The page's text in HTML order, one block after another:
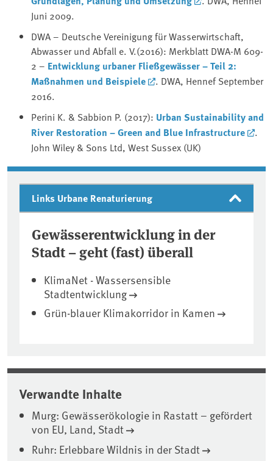
Juni 2009.
DWA – Deutsche Vereinigung für Wasserwirtschaft,
Abwasser und Abfall e. V.(2016): Merkblatt DWA-M 609-
2 – Entwicklung urbaner Fließgewässer – Teil 2:
Maßnahmen und Beispiele
. DWA, Hennef September
2016.
Perini K. & Sabbion P. (2017): Urban Sustainability and
River Restoration – Green and Blue Infrastructure
.
John Wiley & Sons Ltd, West Sussex (UK)
Links Urbane Renaturierung
Gewässerentwicklung in der
Stadt – geht (fast) überall
KlimaNet - Wassersensible
Stadtentwicklung
Grün-blauer Klimakorridor in Kamen
Verwandte Inhalte
Murg: Gewässerökologie in Rastatt – gefördert
von EU, Land, Stadt
Ruhr: Erlebbare Wildnis in der Stadt